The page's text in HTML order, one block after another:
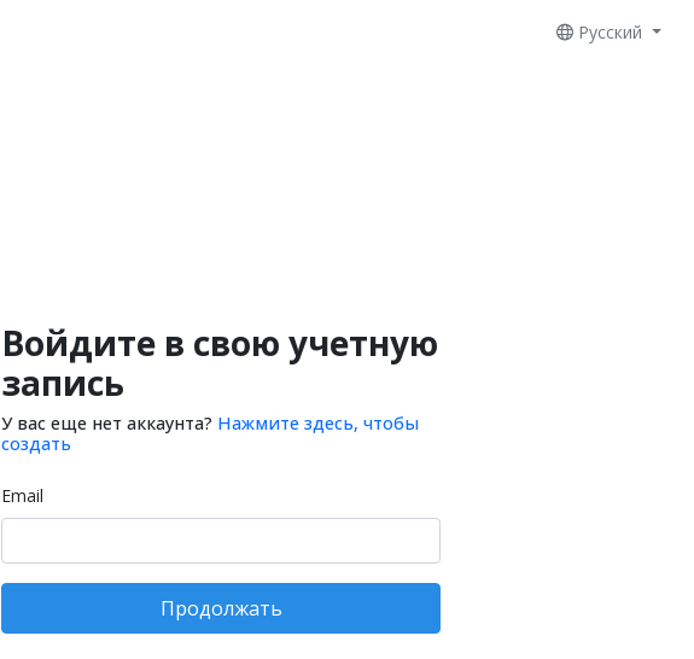
Русский
Войдите в свою учетную
запись
У вас еще нет аккаунта? Нажмите здесь, чтобы
создать
Email
Продолжать